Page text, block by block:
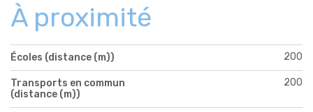
À proximité
Écoles (distance (m)) 200
Transports en commun
(distance (m))
200